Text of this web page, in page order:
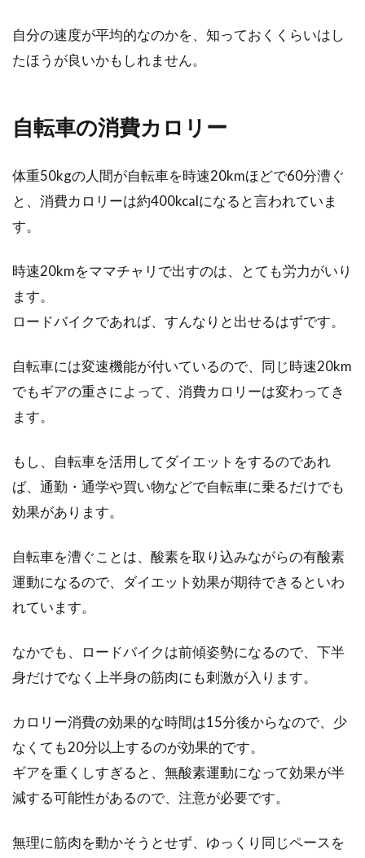
自分の速度が平均的なのかを、知っておくくらいはし
たほうが良いかもしれません。
自転車の消費カロリー
体重50kgの人間が自転車を時速20kmほどで60分漕ぐ
と、消費カロリーは約400kcalになると言われていま
す。
時速20kmをママチャリで出すのは、とても労力がいり
ます。
ロードバイクであれば、すんなりと出せるはずです。
自転車には変速機能が付いているので、同じ時速20km
でもギアの重さによって、消費カロリーは変わってき
ます。
もし、自転車を活用してダイエットをするのであれ
ば、通勤・通学や買い物などで自転車に乗るだけでも
効果があります。
自転車を漕ぐことは、酸素を取り込みながらの有酸素
運動になるので、ダイエット効果が期待できるといわ
れています。
なかでも、ロードバイクは前傾姿勢になるので、下半
身だけでなく上半身の筋肉にも刺激が入ります。
カロリー消費の効果的な時間は15分後からなので、少
なくても20分以上するのが効果的です。
ギアを重くしすぎると、無酸素運動になって効果が半
減する可能性があるので、注意が必要です。
無理に筋肉を動かそうとせず、ゆっくり同じペースを